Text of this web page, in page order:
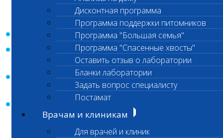
Дисконтная программа
Программа поддержки питомников
Программа "Большая семья"
Программа "Спасенные хвосты"
Оставить отзыв о лаборатории
Бланки лаборатории
Задать вопрос специалисту
Постамат
Врачам и клиникам
Для врачей и клиник
обработки моих персональных данных в
следующих целях:
- предоставление мне услуг/работ;
- направление в мой адрес уведомлений,
касающихся предоставляемых услуг/работ;
- подготовка и направление ответов на мои
запросы;
- направление в мой адрес информации, в
том числе рекламной, о мероприятиях/
товарах/услугах/работах ООО «Шанс Био».